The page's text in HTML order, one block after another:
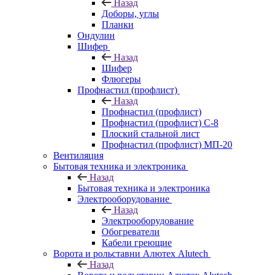
Назад
Доборы, углы
Планки
Ондулин
Шифер
Назад
Шифер
Флюгеры
Профнастил (профлист)
Назад
Профнастил (профлист)
Профнастил (профлист) С-8
Плоский стальной лист
Профнастил (профлист) МП-20
Вентиляция
Бытовая техника и электроника
Назад
Бытовая техника и электроника
Электрооборудование
Назад
Электрооборудование
Обогреватели
Кабели греющие
Ворота и рольставни Алютех Alutech
Назад